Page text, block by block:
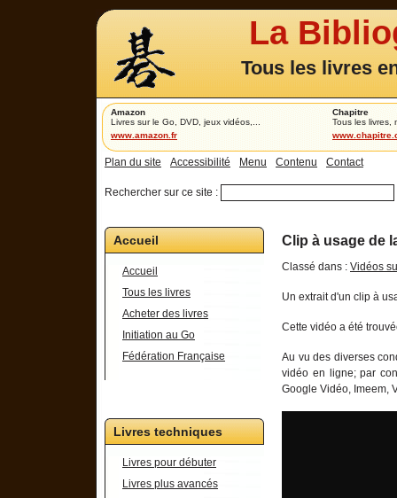
La
Tous les livres
Amazon
Livres sur le Go, DVD, jeux vidéos,...
www.amazon.fr
Chapitre
Tous les livres,
Plan du site Accessibilité Menu Contenu Contact
Rechercher sur ce site :
Accueil
Accueil
Tous les livres
Acheter des livres
Initiation au Go
Fédération Française
Livres techniques
Livres pour débuter
Livres plus avancés
Clip à usage de
Classé dans : Vidéos
Un extrait d'un clip à
Cette vidéo a été
Au vu des diverses
vidéo en ligne; par
Google Vidéo, Imeem,